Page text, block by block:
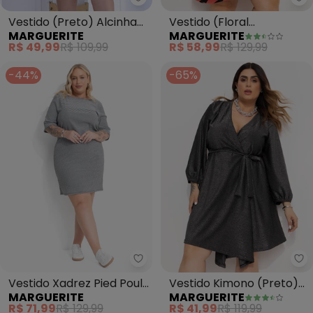
Marguerite - Vestido (Preto)
Vestido (Preto) Alcinha
Acetinado
MARGUERITE
R$ 49,99R$ 109,99
Vestido (Floral
Geométrico) em Malha
de Viscose
MARGUERITE
R$ 58,99R$ 129,99
-44%
Marguerite - Vestido Xadrez
Vestido Xadrez Pied Poule
em Malha Texturizada
MARGUERITE
R$ 71,99R$ 129,99
-65%
Vestido Kimono (Preto)
em Malha com Lurex
MARGUERITE
R$ 41,99R$ 119,99